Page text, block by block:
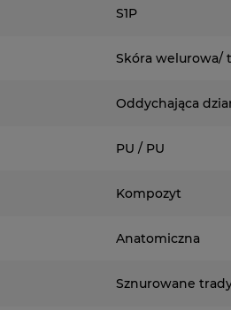
S1P
Skóra welurowa/
Oddychająca
PU / PU
Kompozyt
Anatomiczna
Sznurowane